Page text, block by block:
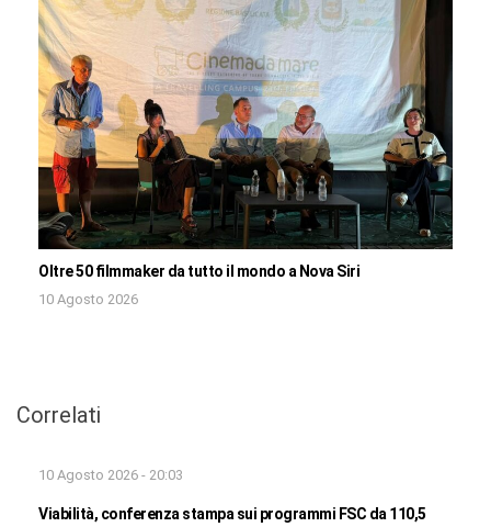
Oltre 50 filmmaker da tutto il mondo a Nova Siri
10 Agosto 2026
Correlati
10 Agosto 2026 - 20:03
Viabilità, conferenza stampa sui programmi FSC da 110,5